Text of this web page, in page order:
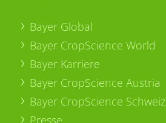
Bayer Global
Bayer CropScience World
Bayer Karriere
Bayer CropScience Austria
Bayer CropScience Schweiz